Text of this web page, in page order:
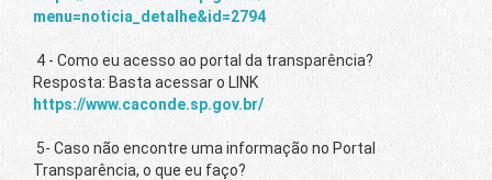
menu=noticia_detalhe&id=2794
4 - Como eu acesso ao portal da transparência?
Resposta: Basta acessar o LINK
https://www.caconde.sp.gov.br/
5- Caso não encontre uma informação no Portal
Transparência, o que eu faço?